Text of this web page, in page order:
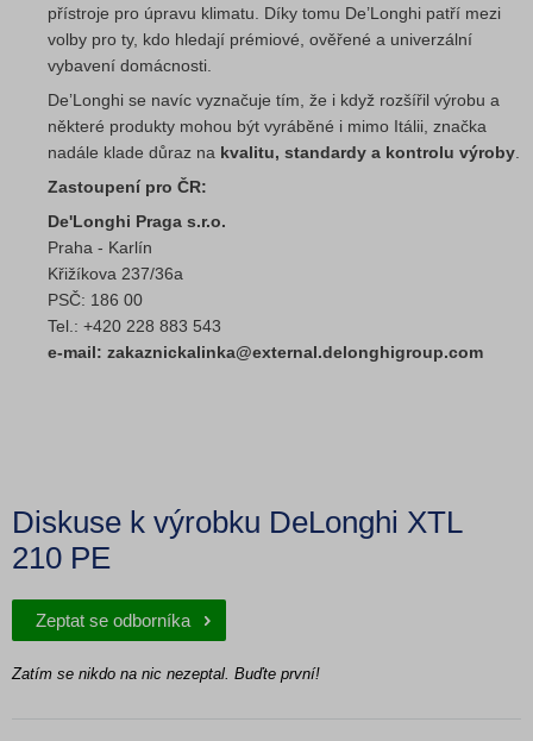
přístroje pro úpravu klimatu. Díky tomu De’Longhi patří mezi
volby pro ty, kdo hledají prémiové, ověřené a univerzální
vybavení domácnosti.
De’Longhi se navíc vyznačuje tím, že i když rozšířil výrobu a
některé produkty mohou být vyráběné i mimo Itálii, značka
nadále klade důraz na kvalitu, standardy a kontrolu výroby
Zastoupení pro ČR:
De'Longhi Praga s.r.o.
Praha - Karlín
Křižíkova 237/36a
PSČ: 186 00
Tel.: +420 228 883 543
e-mail: zakaznickalinka@external.delonghigroup.com
Diskuse k výrobku DeLonghi XTL
210 PE
Zeptat se odborníka
Zatím se nikdo na nic nezeptal. Buďte první!